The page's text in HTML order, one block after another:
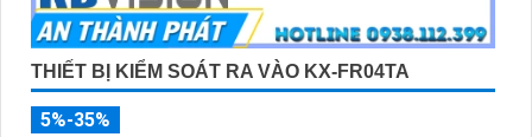
THIẾT BỊ KIỂM SOÁT RA VÀO KX-FR04TA
5%-35%